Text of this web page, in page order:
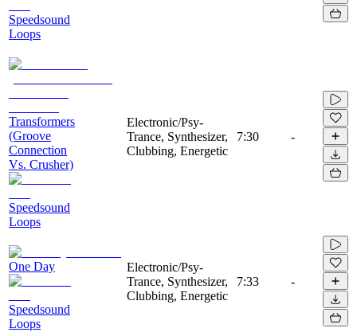
Speedsound
Loops
Transformers
(Groove
Connection
Vs. Crusher)
Speedsound
Loops
Electronic/Psy-
Trance, Synthesizer,
Clubbing, Energetic
7:30 -
One Day
Speedsound
Loops
Electronic/Psy-
Trance, Synthesizer,
Clubbing, Energetic
7:33 -